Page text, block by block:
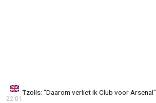
Tzolis: "Daarom verliet ik Club voor Arsenal"
22:01